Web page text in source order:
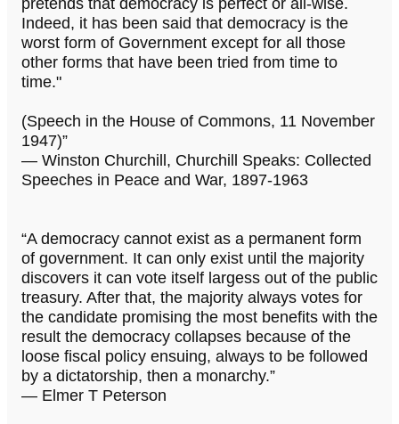
Indeed, it has been said that democracy is the
worst form of Government except for all those
other forms that have been tried from time to
time."
(Speech in the House of Commons, 11 November
1947)”
― Winston Churchill, Churchill Speaks: Collected
Speeches in Peace and War, 1897-1963
“A democracy cannot exist as a permanent form
of government. It can only exist until the majority
discovers it can vote itself largess out of the public
treasury. After that, the majority always votes for
the candidate promising the most benefits with the
result the democracy collapses because of the
loose fiscal policy ensuing, always to be followed
by a dictatorship, then a monarchy.”
― Elmer T Peterson